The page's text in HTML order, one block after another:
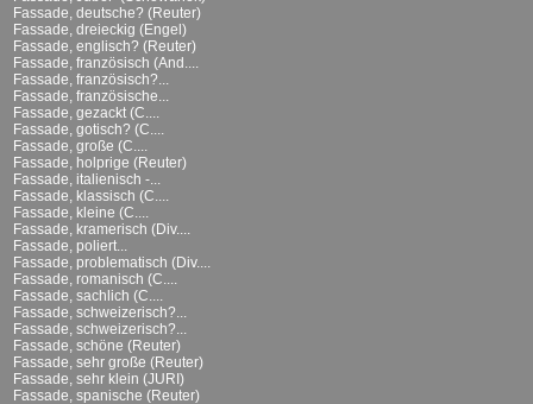
Fassade, deutsche? (Reuter)
Fassade, dreieckig (Engel)
Fassade, englisch? (Reuter)
Fassade, französisch (And....
Fassade, französisch?...
Fassade, französische...
Fassade, gezackt (C....
Fassade, gotisch? (C....
Fassade, große (C....
Fassade, holprige (Reuter)
Fassade, italienisch -...
Fassade, klassisch (C....
Fassade, kleine (C....
Fassade, kramerisch (Div....
Fassade, poliert...
Fassade, problematisch (Div....
Fassade, romanisch (C....
Fassade, sachlich (C....
Fassade, schweizerisch?...
Fassade, schweizerisch?...
Fassade, schöne (Reuter)
Fassade, sehr große (Reuter)
Fassade, sehr klein (JURI)
Fassade, spanische (Reuter)